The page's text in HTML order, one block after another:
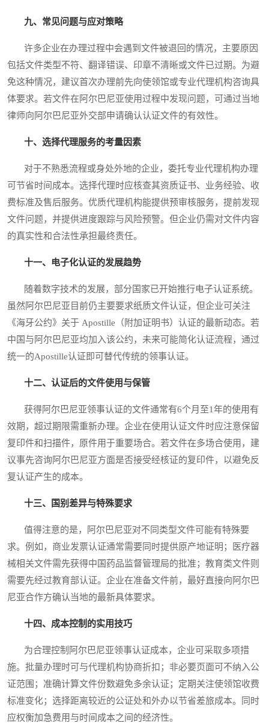
九、常见问题与应对策略
许多企业在办理过程中会遇到文件被退回的情况，主要原因
包括文件类型不符、翻译错误、印章不清晰或文件已过期。为避
免这种情况，建议首次办理前先向使领馆或专业代理机构咨询具
体要求。若文件在阿尔巴尼亚使用过程中发现问题，可通过当地
律师向阿尔巴尼亚外交部申请确认认证文件的有效性。
十、选择代理服务的考量因素
对于不熟悉流程或身处外地的企业，委托专业代理机构办理
可节省时间成本。选择代理时应核查其资质证书、业务经验、收
费标准及售后服务。优质代理机构能提供预审核服务，提前发现
文件问题，并提供进度跟踪与风险预警。但企业仍需对文件内容
的真实性和合法性承担最终责任。
十一、电子化认证的发展趋势
随着数字技术的发展，部分国家已开始推行电子认证系统。
虽然阿尔巴尼亚目前仍主要要求纸质文件认证，但企业可关注
《海牙公约》关于 Apostille（附加证明书）认证的最新动态。若
中国与阿尔巴尼亚均加入该公约，未来可能简化认证流程，通过
统一的Apostille认证即可替代传统的领事认证。
十二、认证后的文件使用与保管
获得阿尔巴尼亚领事认证的文件通常有6个月至1年的使用有
效期，超过期限需重新办理。企业在使用认证文件时应注意保留
复印件和扫描件，原件用于重要场合。若文件在多场合使用，建
议事先咨询阿尔巴尼亚方面是否接受经核证的复印件，以避免反
复认证产生的成本。
十三、国别差异与特殊要求
值得注意的是，阿尔巴尼亚对不同类型文件可能有特殊要
求。例如，商业发票认证通常需要同时提供原产地证明；医疗器
械相关文件需先获得中国药品监督管理局的批准；教育类文件则
需要先经过教育部认证。企业在准备文件前，最好直接向阿尔巴
尼亚合作方确认当地的最新具体要求。
十四、成本控制的实用技巧
为合理控制阿尔巴尼亚领事认证成本，企业可采取多项措
施。批量办理时可与代理机构协商折扣；非必要页面可不纳入公
证范围；准确计算文件份数避免多余认证；定期关注使领馆收费
标准变化；选择距离较近的公证处和外办以节省差旅成本。同时
应权衡加急费用与时间成本之间的经济性。